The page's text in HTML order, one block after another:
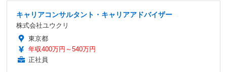
キャリアコンサルタント・キャリアアドバイザー
株式会社ユウクリ
東京都
年収400万円～540万円
正社員